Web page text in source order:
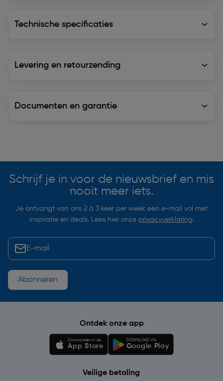
Technische specificaties
Levering en retourzending
Documenten en garantie
Schrijf je in voor de nieuwsbrief en mis
nooit meer iets.
Je ontvangt van ons 2 à 3 keer per week een e-mail vol met
inspiratie en deals. Lees hier onze privacyverklaring.
Abonneren
Ontdek onze app
Downloaden in de
App Store
DOWNLOAD VIA
Google Play
Veilige betaling